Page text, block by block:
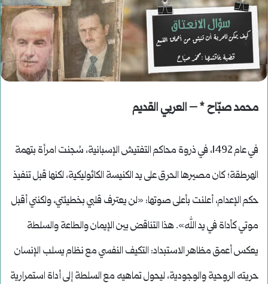
محمد صبّاح * – العربي القديم
في عام 1492، في ذروة محاكم التفتيش الإسبانية، سُجنت امرأة بتهمة
الهرطقة؛ كان مصيرها الحرق على يد الكنيسة الكاثوليكية، لكنها قبل تنفيذ
حكم الإعدام، أعلنت بأعلى صوتها: «لن يعترف قلبي بخطيئتي، ولكنني أقبل
موتي كأداة في يد الله». هذا التناقض بين الإيمان والطاعة والسلطة
يعكس أعمق مظاهر الاستبداد: التكيف النفسي مع نظام يسلب الإنسان
حريته الروحية والوجودية، ليحول تماهيه مع السلطة إلى أداة استمرارية